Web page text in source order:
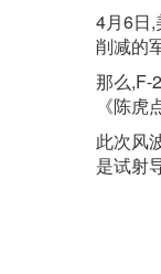
4月6日,
削减的
那么,F-
《陈
此次风
是试射